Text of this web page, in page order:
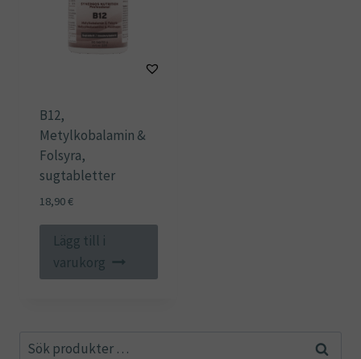
B12,
Metylkobalamin &
Folsyra,
sugtabletter
18,90€
Lägg till i
varukorg
Sök
Sök